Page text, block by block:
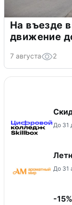
На въезде
движение
7 августа 2
До 31
До 31
-